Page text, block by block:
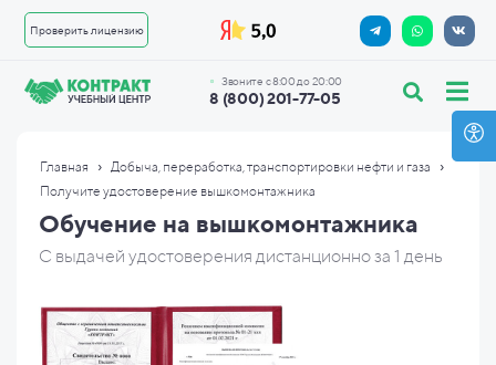
Проверить лицензию
8 (800) 201-77-05
Звоните с 8:00 до 20:00
Главная › Добыча, переработка, транспортировки нефти и газа ›
Получите удостоверение вышкомонтажника
Обучение на вышкомонтажника
С выдачей удостоверения дистанционно за 1 день